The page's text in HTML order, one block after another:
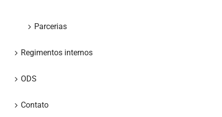
Parcerias
Regimentos internos
ODS
Contato